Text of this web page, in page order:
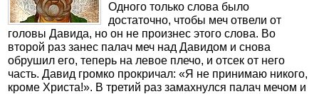
Одного только слова было
достаточно, чтобы меч отвели от
головы Давида, но он не произнес этого слова. Во
второй раз занес палач меч над Давидом и снова
обрушил его, теперь на левое плечо, и отсек от него
часть. Давид громко прокричал: «Я не принимаю никого,
кроме Христа!». В третий раз замахнулся палач мечом и